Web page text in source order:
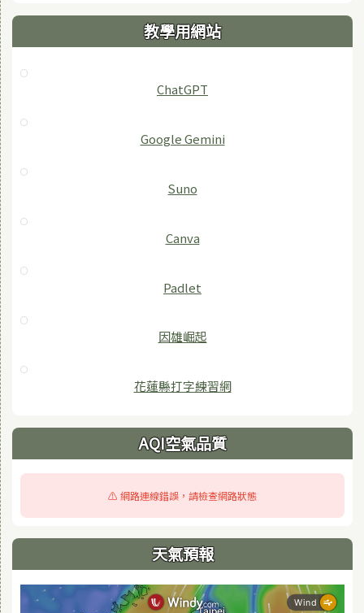
教學用網站
ChatGPT
‎Google Gemini
Suno
Canva
Padlet
因雄崛起
花蓮縣打字練習網
AQI空氣品質
⚠️ 網路連線錯誤，請檢查網路狀態
天氣預報